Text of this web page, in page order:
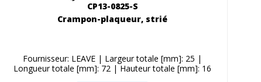
CP13-0825-S
Crampon-plaqueur, strié
Fournisseur: LEAVE | Largeur totale [mm]: 25 |
Longueur totale [mm]: 72 | Hauteur totale [mm]: 16